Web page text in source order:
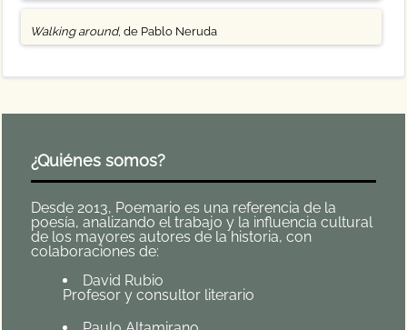
Walking around, de Pablo Neruda
¿Quiénes somos?
Desde 2013, Poemario es una referencia de la
poesía, analizando el trabajo y la influencia cultural
de los mayores autores de la historia, con
colaboraciones de:
David Rubio
Profesor y consultor literario